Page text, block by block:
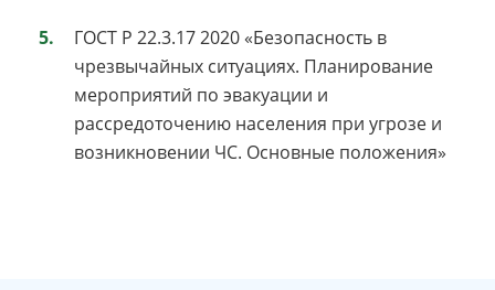
ГОСТ Р 22.3.17 2020 «Безопасность в
чрезвычайных ситуациях. Планирование
мероприятий по эвакуации и
рассредоточению населения при угрозе и
возникновении ЧС. Основные положения»